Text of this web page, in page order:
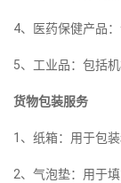
4、医药保健产品
5、工业品：包括
货物包装服务
1、纸箱：用于包装
2、气泡垫：用于